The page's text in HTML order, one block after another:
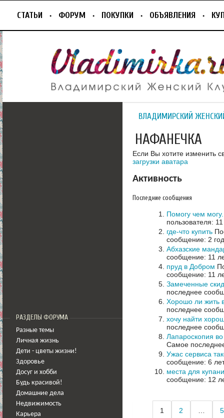
СТАТЬИ ФОРУМ ПОКУПКИ ОБЪЯВЛЕНИЯ
РАЗДЕЛЫ ФОРУМА
Разные темы
Личная жизнь
Дети - цветы жизни!
Здоровье
Досуг и хобби
Будь красивой!
Домашние дела
Недвижимость
Карьера
ВЛАДИМИРСКИЙ
НАФАНЕЧКА
Если Вы хотите изменить
загрузки аватара
Активность
Последние сообщения
Помогу чем
пользователя:
где-что купить
сообщение: 2
Абхазские
сообщение: 11
пруд в Добром
сообщение: 11
Замеченные
последнее
Хорошо ли жить
последнее
хочу найти
последнее
Лапароскопия
Самое
Ужас сервиса
сообщение: 6
места для
сообщение: 12
1 2 5